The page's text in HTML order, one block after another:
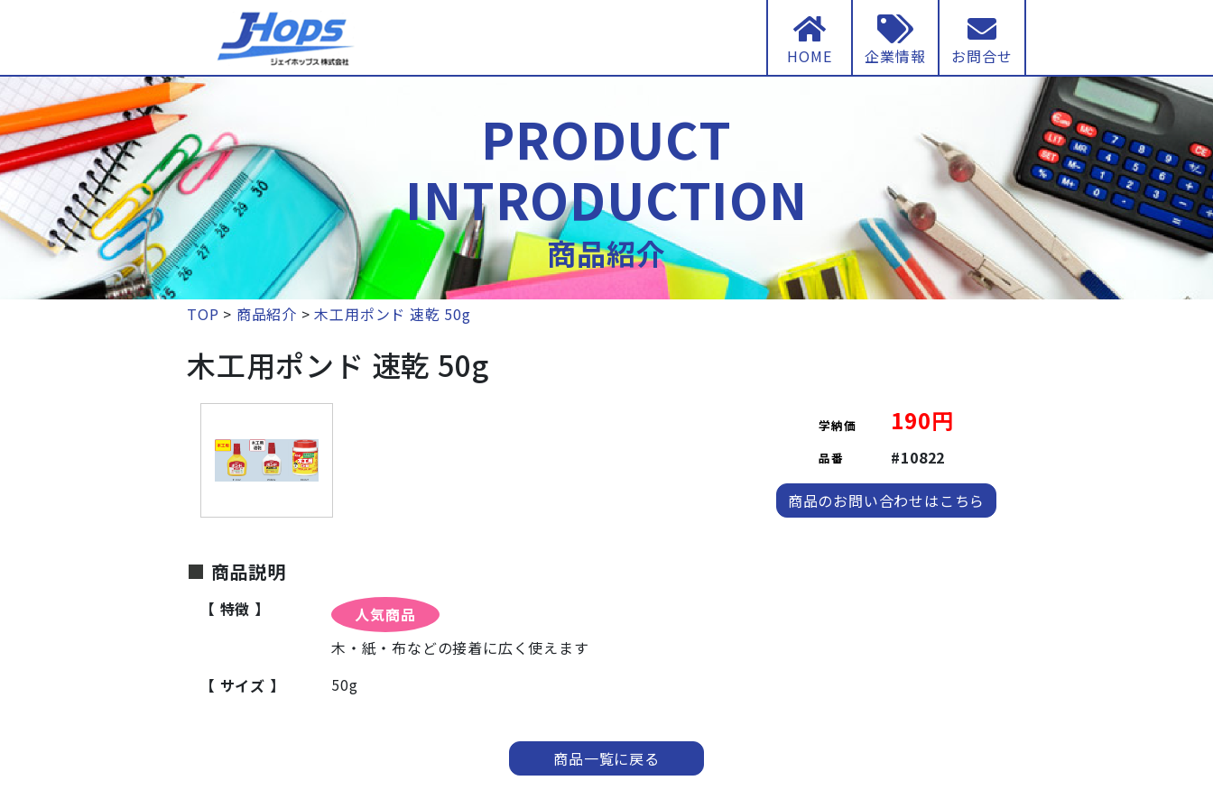
HOME 企業情報 お問合せ
PRODUCT
INTRODUCTION
商品紹介
TOP > 商品紹介 >木工用ポンド 速乾 50g
木工用ポンド 速乾 50g
学納価 190円
品番
#10822
商品のお問い合わせはこちら
商品説明
特徴
人気商品
木・紙・布などの接着に広く使えます
サイズ
50g
商品一覧に戻る